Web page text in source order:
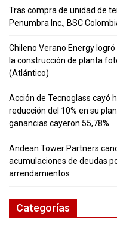
Tras compra de unidad de
Penumbra Inc., BSC
Chileno Verano Energy
la construcción de planta
(Atlántico)
Acción de Tecnoglass cayó
reducción del 10% en su
ganancias cayeron 55,78%
Andean Tower Partners
acumulaciones de deudas
arrendamientos
Categorías